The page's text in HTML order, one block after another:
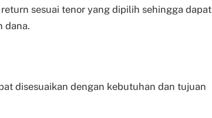
sesuai tenor yang dipilih sehingga dapat
dana.
disesuaikan dengan kebutuhan dan tujuan